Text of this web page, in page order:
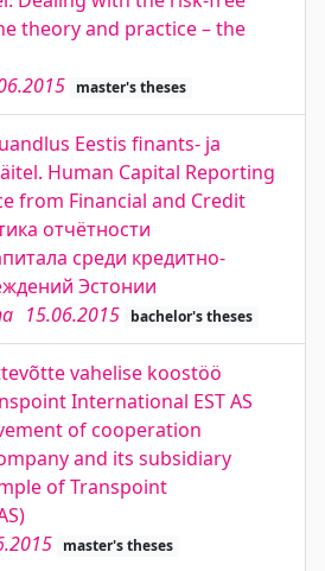
theory and practice – the
master's theses
Eestis finants- ja
Human Capital Reporting
from Financial and Credit
отчётности
среди кредитно-
Эстонии
15.06.2015 bachelor's theses
vahelise koostöö
International EST AS
of cooperation
and its subsidiary
of Transpoint
master's theses